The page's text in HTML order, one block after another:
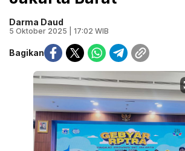
Darma Daud
5 Oktober 2025 | 17:02 WIB
Bagikan